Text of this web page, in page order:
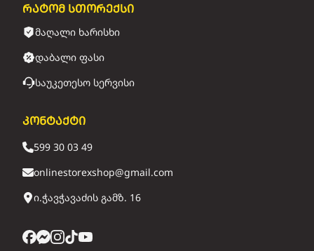
რატომ სთორექსი
მაღალი ხარისხი
დაბალი ფასი
საუკეთესო სერვისი
კონტაქტი
599 30 03 49
onlinestorexshop@gmail.com
ი.ჭავჭავაძის გამზ. 16